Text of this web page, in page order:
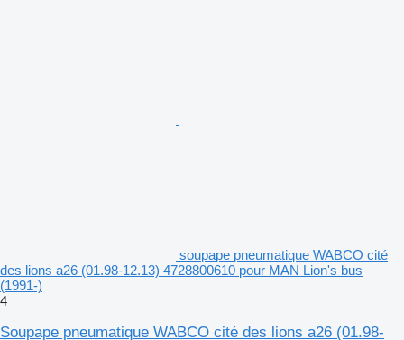
soupape pneumatique WABCO cité
des lions a26 (01.98-12.13) 4728800610 pour MAN Lion's bus
(1991-)
4
Soupape pneumatique WABCO cité des lions a26 (01.98-